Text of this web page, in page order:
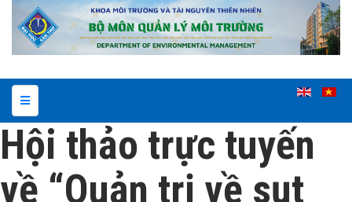
Hội thảo trực tuyến
về “Quản trị về sụt